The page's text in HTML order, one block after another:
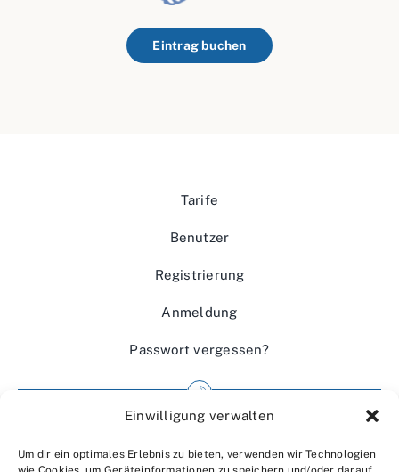
Einwilligung verwalten
Um dir ein optimales Erlebnis zu bieten, verwenden wir Technologien
Eintrag buchen
Tarife
Benutzer
Registrierung
Anmeldung
Passwort vergessen?
Wir über uns